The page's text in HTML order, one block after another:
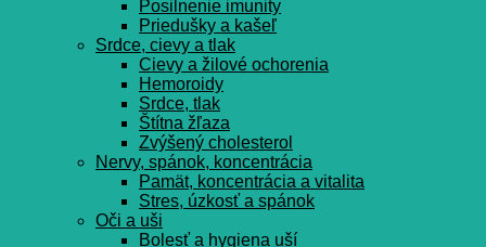
Posilnenie imunity
Priedušky a kašeľ
Srdce, cievy a tlak
Cievy a žilové ochorenia
Hemoroidy
Srdce, tlak
Štítna žľaza
Zvýšený cholesterol
Nervy, spánok, koncentrácia
Pamät, koncentrácia a vitalita
Stres, úzkosť a spánok
Oči a uši
Bolesť a hygiena uší